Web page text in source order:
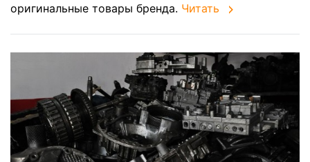
оригинальные товары бренда. Читать